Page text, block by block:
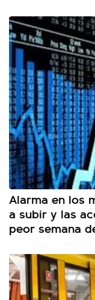
Alarma en los
a subir y las
peor semana